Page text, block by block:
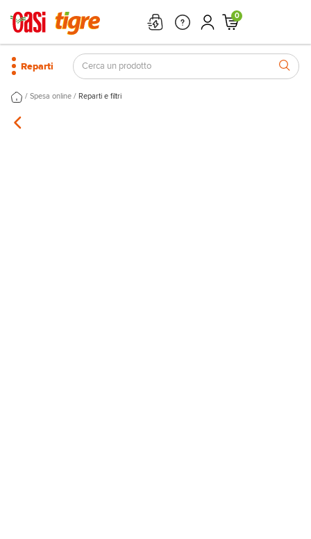
0
Reparti
/ Spesa online / Reparti e filtri